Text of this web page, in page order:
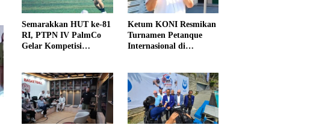
Semarakkan HUT ke-81
RI, PTPN IV PalmCo
Gelar Kompetisi
Ketum KONI Resmikan
Turnamen Petanque
Internasional di